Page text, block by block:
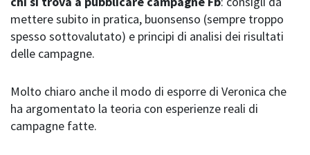
mettere subito in pratica, buonsenso (sempre troppo
spesso sottovalutato) e principi di analisi dei risultati
delle campagne.
Molto chiaro anche il modo di esporre di Veronica che
ha argomentato la teoria con esperienze reali di
campagne fatte.